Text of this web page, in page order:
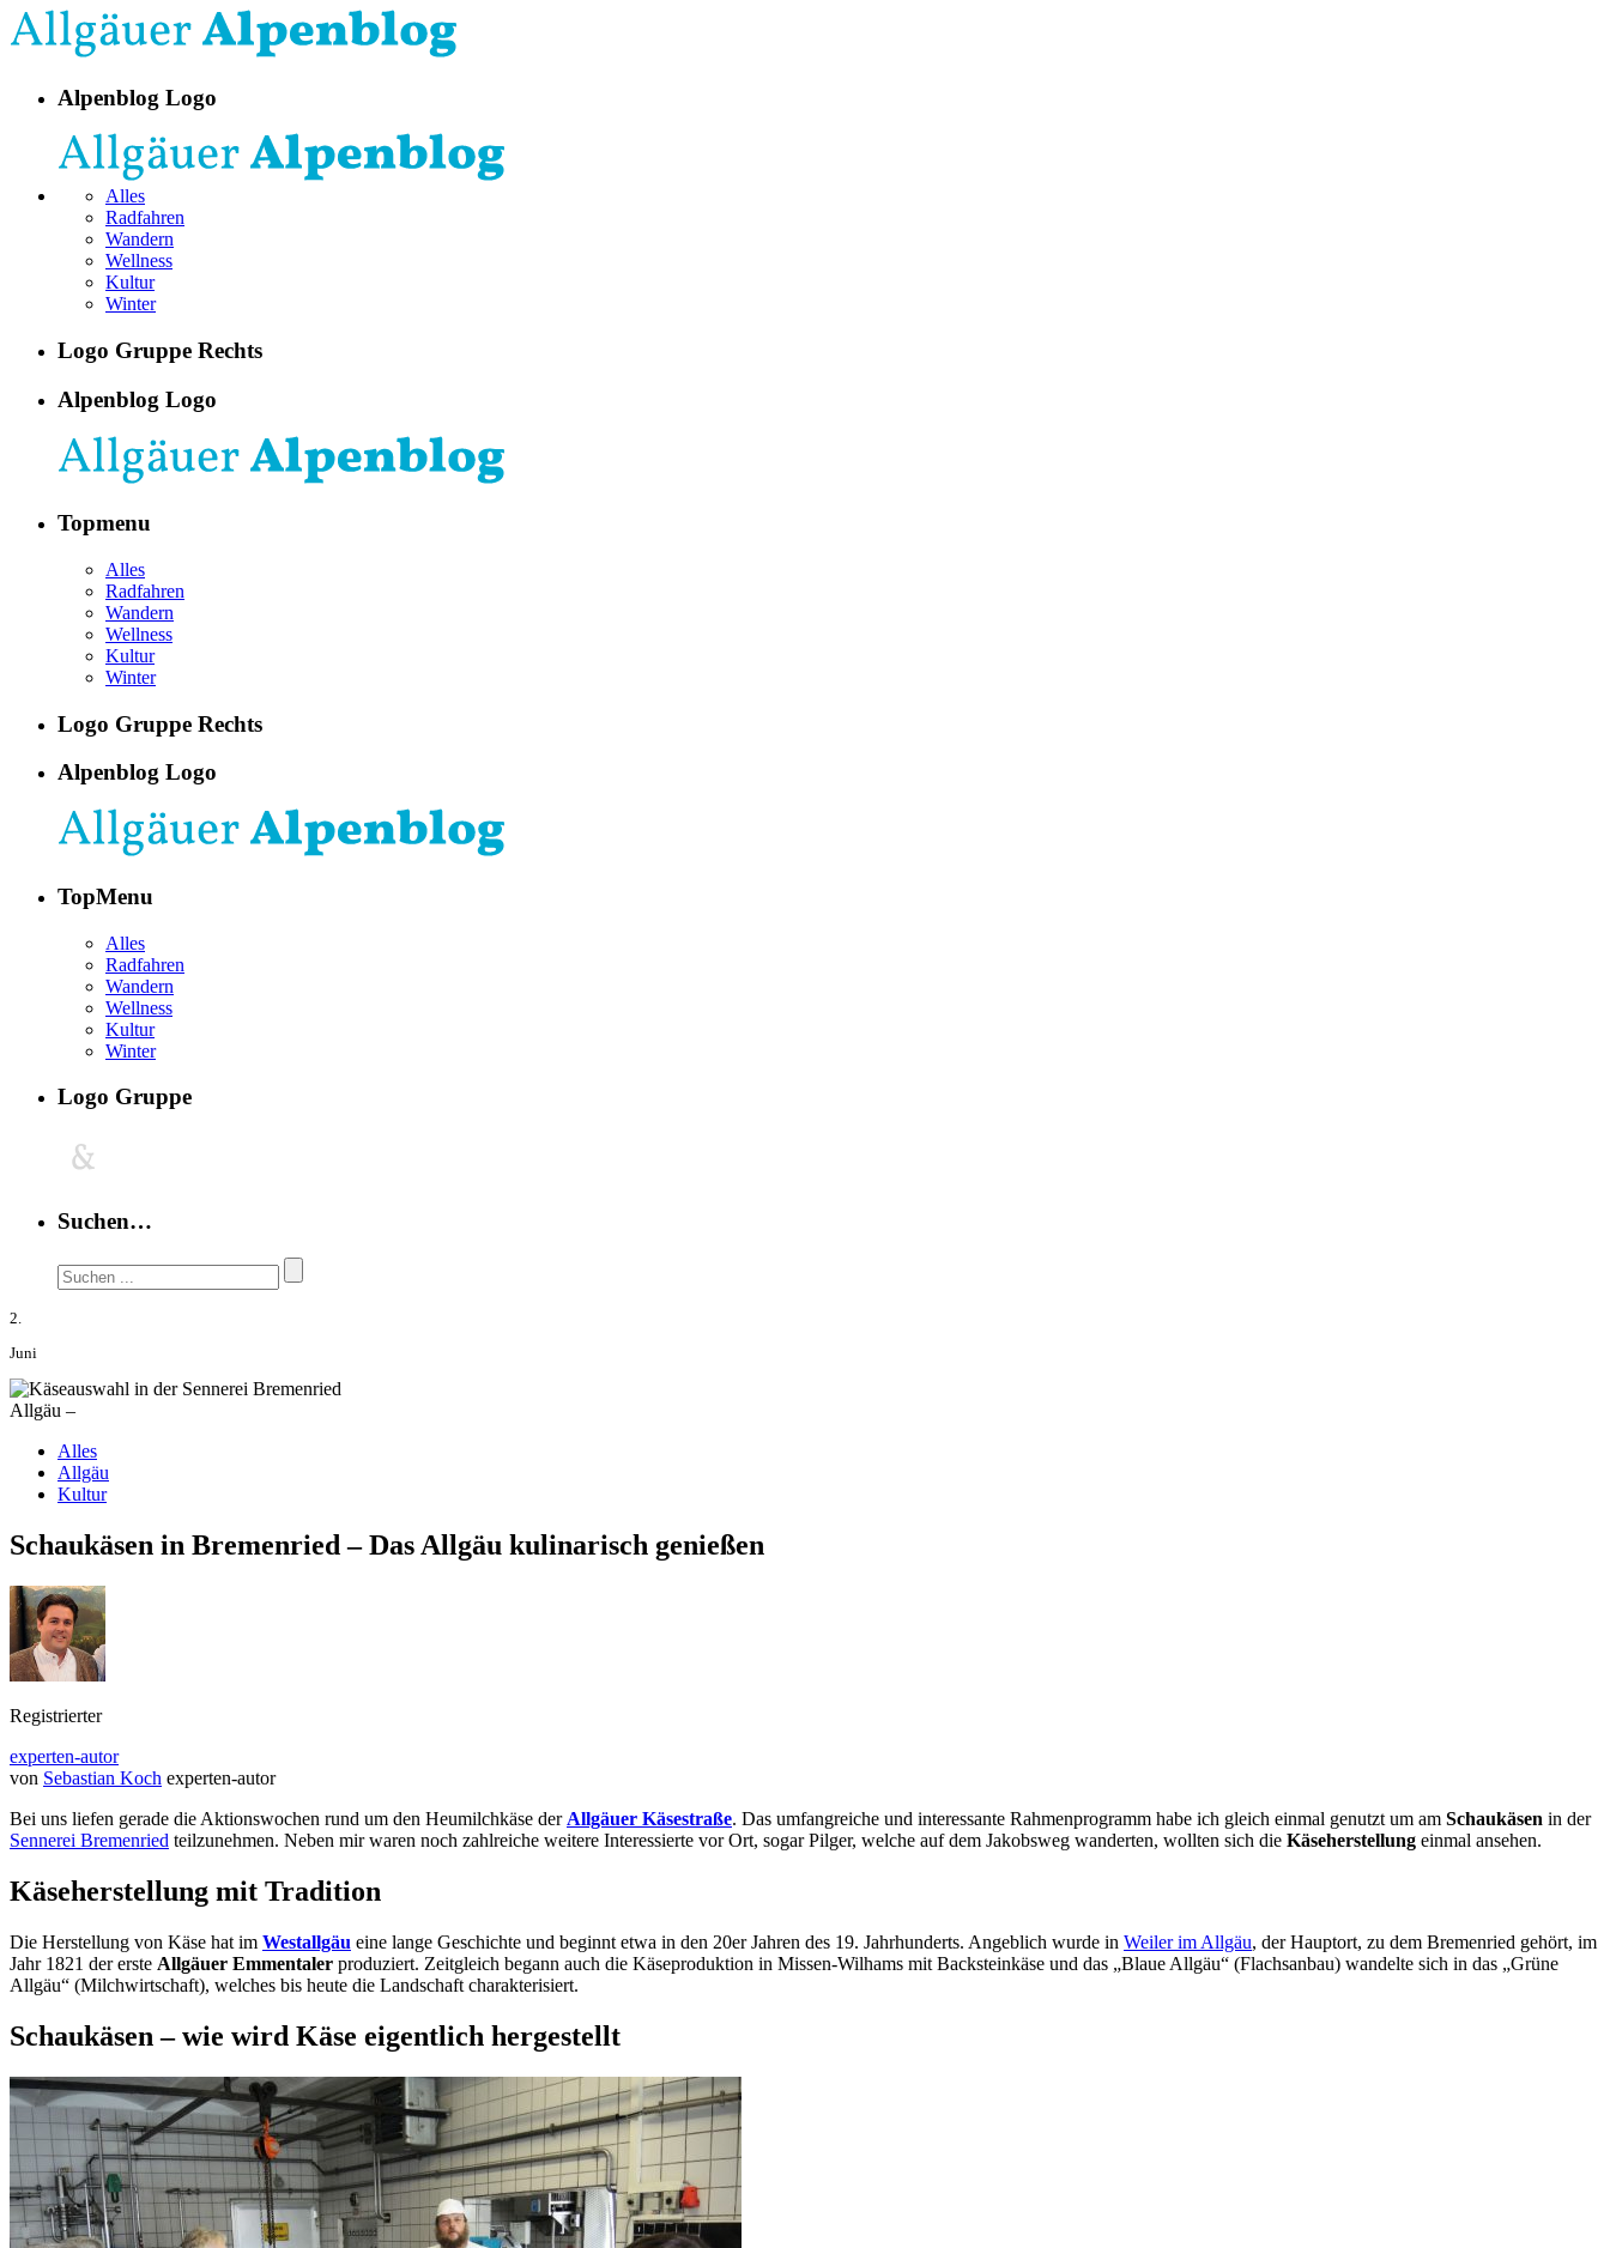
Alpenblog Logo
Alles
Radfahren
Wandern
Wellness
Kultur
Winter
Logo Gruppe Rechts
Alpenblog Logo
Topmenu
Alles
Radfahren
Wandern
Wellness
Kultur
Winter
Logo Gruppe Rechts
Alpenblog Logo
TopMenu
Alles
Radfahren
Wandern
Wellness
Kultur
Winter
Logo Gruppe
Suchen…
2.
Juni
Allgäu –
Alles
Allgäu
Kultur
Schaukäsen in Bremenried – Das Allgäu kulinarisch genießen
Registrierter
experten-autor
von Sebastian Koch experten-autor
Bei uns liefen gerade die Aktionswochen rund um den Heumilchkäse der Allgäuer Käsestraße. Das umfangreiche und interessante Rahmenprogramm habe ich gleich einmal genutzt um am Schaukäsen in der
Sennerei Bremenried teilzunehmen. Neben mir waren noch zahlreiche weitere Interessierte vor Ort, sogar Pilger, welche auf dem Jakobsweg wanderten, wollten sich die Käseherstellung einmal ansehen.
Käseherstellung mit Tradition
Die Herstellung von Käse hat im Westallgäu eine lange Geschichte und beginnt etwa in den 20er Jahren des 19. Jahrhunderts. Angeblich wurde in Weiler im Allgäu, der Hauptort, zu dem Bremenried gehört, im
Jahr 1821 der erste Allgäuer Emmentaler produziert. Zeitgleich begann auch die Käseproduktion in Missen-Wilhams mit Backsteinkäse und das „Blaue Allgäu“ (Flachsanbau) wandelte sich in das „Grüne
Allgäu“ (Milchwirtschaft), welches bis heute die Landschaft charakterisiert.
Schaukäsen – wie wird Käse eigentlich hergestellt